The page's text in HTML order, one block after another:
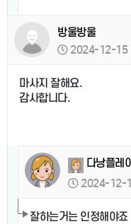
방울방울
2024-12-15
마사지 잘해요.
감사합니다.
다낭플레
2024-12-
잘하는거는 인정해야죠